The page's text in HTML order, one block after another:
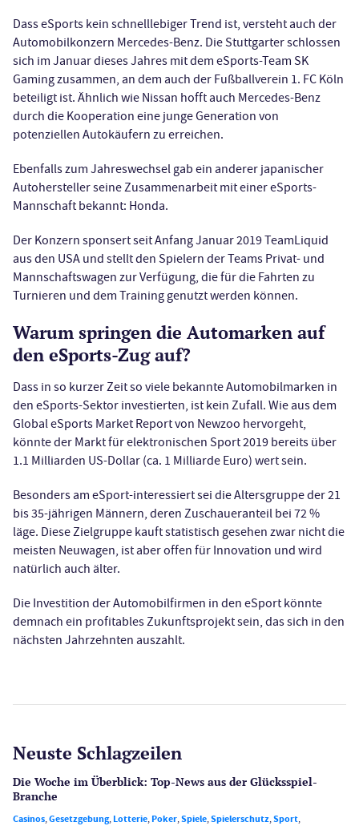
Dass eSports kein schnelllebiger Trend ist, versteht auch der
Automobilkonzern Mercedes-Benz. Die Stuttgarter schlossen
sich im Januar dieses Jahres mit dem eSports-Team SK
Gaming zusammen, an dem auch der Fußballverein 1. FC Köln
beteiligt ist. Ähnlich wie Nissan hofft auch Mercedes-Benz
durch die Kooperation eine junge Generation von
potenziellen Autokäufern zu erreichen.
Ebenfalls zum Jahreswechsel gab ein anderer japanischer
Autohersteller seine Zusammenarbeit mit einer eSports-
Mannschaft bekannt: Honda.
Der Konzern sponsert seit Anfang Januar 2019 TeamLiquid
aus den USA und stellt den Spielern der Teams Privat- und
Mannschaftswagen zur Verfügung, die für die Fahrten zu
Turnieren und dem Training genutzt werden können.
Warum springen die Automarken auf
den eSports-Zug auf?
Dass in so kurzer Zeit so viele bekannte Automobilmarken in
den eSports-Sektor investierten, ist kein Zufall. Wie aus dem
Global eSports Market Report von Newzoo hervorgeht,
könnte der Markt für elektronischen Sport 2019 bereits über
1.1 Milliarden US-Dollar (ca. 1 Milliarde Euro) wert sein.
Besonders am eSport-interessiert sei die Altersgruppe der 21
bis 35-jährigen Männern, deren Zuschaueranteil bei 72 %
läge. Diese Zielgruppe kauft statistisch gesehen zwar nicht die
meisten Neuwagen, ist aber offen für Innovation und wird
natürlich auch älter.
Die Investition der Automobilfirmen in den eSport könnte
demnach ein profitables Zukunftsprojekt sein, das sich in den
nächsten Jahrzehnten auszahlt.
Neuste Schlagzeilen
Die Woche im Überblick: Top-News aus der Glücksspiel-
Branche
Casinos,Gesetzgebung,Lotterie,Poker,Spiele,Spielerschutz,Sport,